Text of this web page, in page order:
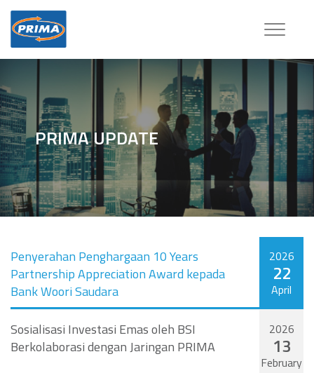
Toggle
PRIMA UPDATE
Penyerahan Penghargaan 10 Years
Partnership Appreciation Award kepada
Bank Woori Saudara
2026
22
April
Sosialisasi Investasi Emas oleh BSI
Berkolaborasi dengan Jaringan PRIMA
2026
13
February